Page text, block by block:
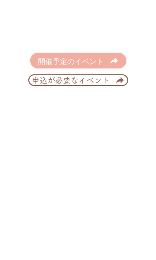
開催予定のイベント
申込が必要なイベント